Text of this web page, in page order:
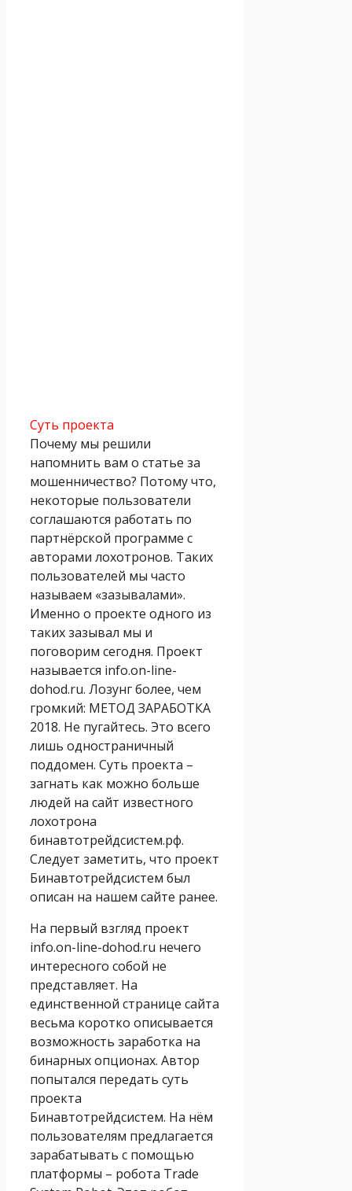
Суть проекта
Почему мы решили
напомнить вам о статье за
мошенничество? Потому что,
некоторые пользователи
соглашаются работать по
партнёрской программе с
авторами лохотронов. Таких
пользователей мы часто
называем «зазывалами».
Именно о проекте одного из
таких зазывал мы и
поговорим сегодня. Проект
называется info.on-line-
dohod.ru. Лозунг более, чем
громкий: МЕТОД ЗАРАБОТКА
2018. Не пугайтесь. Это всего
лишь одностраничный
поддомен. Суть проекта –
загнать как можно больше
людей на сайт известного
лохотрона
бинавтотрейдсистем.рф.
Следует заметить, что проект
Бинавтотрейдсистем был
описан на нашем сайте ранее.
На первый взгляд проект
info.on-line-dohod.ru нечего
интересного собой не
представляет. На
единственной странице сайта
весьма коротко описывается
возможность заработка на
бинарных опционах. Автор
попытался передать суть
проекта
Бинавтотрейдсистем. На нём
пользователям предлагается
зарабатывать с помощью
платформы – робота Trade